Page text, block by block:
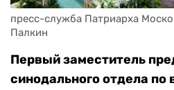
пресс-служба Патриарха
Палкин
Первый заместитель
синодального отдела